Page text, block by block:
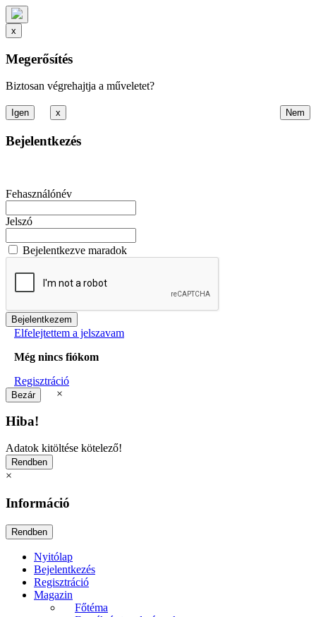
x
Megerősítés
Biztosan végrehajtja a műveletet?
x
Bejelentkezés
Fehasználónév
Jelszó
Bejelentkezve maradok
Elfelejtettem a jelszavam
Még nincs fiókom
Regisztráció
×
Hiba!
Adatok kitöltése kötelező!
×
Információ
Nyitólap
Bejelentkezés
Regisztráció
Magazin
Főtéma